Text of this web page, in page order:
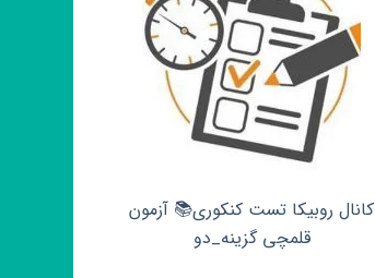
کانال روبیکا تست کنکوری📚 آزمون
قلمچی‌‌ گزینه_دو